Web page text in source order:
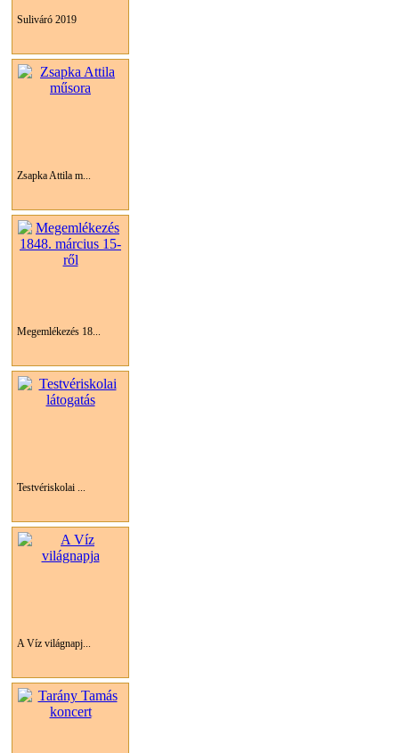
Suliváró 2019
Zsapka Attila m...
Megemlékezés 18...
Testvériskolai ...
A Víz világnapj...